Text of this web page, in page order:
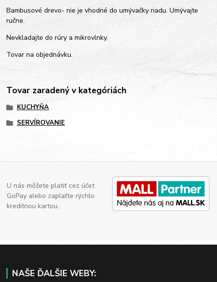
Bambusové drevo- nie je vhodné do umývačky riadu. Umývajte
ručne.
Nevkladajte do rúry a mikrovlnky.
Tovar na objednávku.
Tovar zaradený v kategóriách
KUCHYŇA
SERVÍROVANIE
U nás môžete platiť cez účet
GoPay alebo zaplaťte rýchlo
kreditnou kartou.
NAŠE ĎALŠIE WEBY: